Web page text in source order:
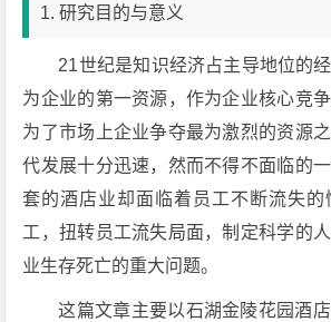
1. 研究目的与意义
21世纪是知识经济占主导地位的
为企业的第一资源，作为企业核心竞
为了市场上企业争夺最为激烈的资源
代发展十分迅速，然而不得不面临的
套的酒店业却面临着员工不断流失的
工，扭转员工流失局面，制定科学的
业生存死亡的重大问题。
这篇文章主要以石湖金陵花园酒